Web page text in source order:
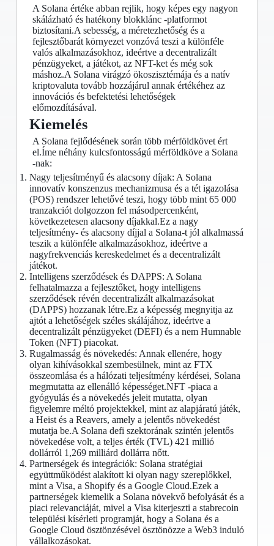
A Solana értéke abban rejlik, hogy képes egy nagyon
skálázható és hatékony blokklánc -platformot
biztosítani.A sebesség, a méretezhetőség és a
fejlesztőbarát környezet vonzóvá teszi a különféle
valós alkalmazásokhoz, ideértve a decentralizált
pénzügyeket, a játékot, az NFT-ket és még sok
máshoz.A Solana virágzó ökoszisztémája és a natív
kriptovaluta tovább hozzájárul annak értékéhez az
innovációs és befektetési lehetőségek
előmozdításával.
Kiemelés
A Solana fejlődésének során több mérföldkövet ért
el.Íme néhány kulcsfontosságú mérföldköve a Solana
-nak:
Nagy teljesítményű és alacsony díjak: A Solana
innovatív konszenzus mechanizmusa és a tét igazolása
(POS) rendszer lehetővé teszi, hogy több mint 65 000
tranzakciót dolgozzon fel másodpercenként,
következetesen alacsony díjakkal.Ez a nagy
teljesítmény- és alacsony díjjal a Solana-t jól alkalmassá
teszik a különféle alkalmazásokhoz, ideértve a
nagyfrekvenciás kereskedelmet és a decentralizált
játékot.
Intelligens szerződések és DAPPS: A Solana
felhatalmazza a fejlesztőket, hogy intelligens
szerződések révén decentralizált alkalmazásokat
(DAPPS) hozzanak létre.Ez a képesség megnyitja az
ajtót a lehetőségek széles skálájához, ideértve a
decentralizált pénzügyeket (DEFI) és a nem Humnable
Token (NFT) piacokat.
Rugalmasság és növekedés: Annak ellenére, hogy
olyan kihívásokkal szembesülnek, mint az FTX
összeomlása és a hálózati teljesítmény kérdései, Solana
megmutatta az ellenálló képességet.NFT -piaca a
gyógyulás és a növekedés jeleit mutatta, olyan
figyelemre méltó projektekkel, mint az alapjáratú játék,
a Heist és a Reavers, amely a jelentős növekedést
mutatja be.A Solana defi szektorának szintén jelentős
növekedése volt, a teljes érték (TVL) 421 millió
dollárról 1,269 milliárd dollárra nőtt.
Partnerségek és integrációk: Solana stratégiai
együttműködést alakított ki olyan nagy szereplőkkel,
mint a Visa, a Shopify és a Google Cloud.Ezek a
partnerségek kiemelik a Solana növekvő befolyását és a
piaci relevanciáját, mivel a Visa kiterjeszti a stabrecoin
települési kísérleti programját, hogy a Solana és a
Google Cloud ösztönzésével ösztönözze a Web3 induló
vállalkozásokat.